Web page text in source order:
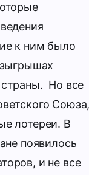
к ним было
Но все
лотереи. В
появилось
и не все